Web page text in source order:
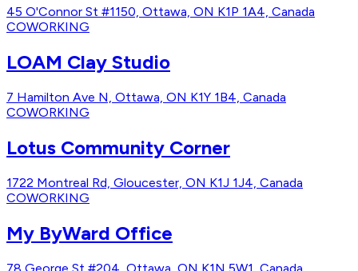
45 O'Connor St #1150, Ottawa, ON K1P 1A4, Canada
COWORKING
LOAM Clay Studio
7 Hamilton Ave N, Ottawa, ON K1Y 1B4, Canada
COWORKING
Lotus Community Corner
1722 Montreal Rd, Gloucester, ON K1J 1J4, Canada
COWORKING
My ByWard Office
78 George St #204, Ottawa, ON K1N 5W1, Canada